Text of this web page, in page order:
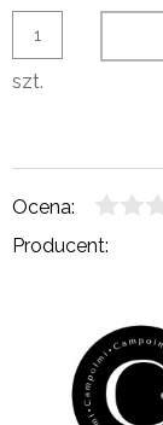
szt.
Ocena:
Producent: